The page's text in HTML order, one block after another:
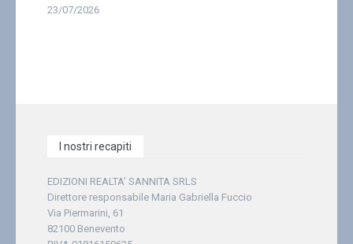
23/07/2026
I nostri recapiti
EDIZIONI REALTA' SANNITA SRLS
Direttore responsabile Maria Gabriella Fuccio
Via Piermarini, 61
82100 Benevento